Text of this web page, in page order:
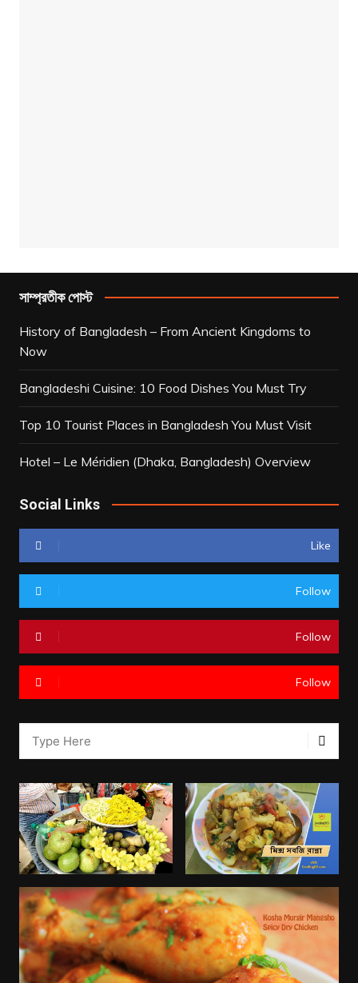
সাম্প্রতীক পোস্ট
History of Bangladesh – From Ancient Kingdoms to
Now
Bangladeshi Cuisine: 10 Food Dishes You Must Try
Top 10 Tourist Places in Bangladesh You Must Visit
Hotel – Le Méridien (Dhaka, Bangladesh) Overview
Social Links
Like
Follow
Follow
Follow